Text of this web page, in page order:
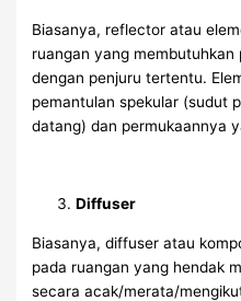
Biasanya, reflector atau
ruangan yang
dengan penjuru tertentu.
pemantulan spekular (sudut
datang) dan permukaannya
Diffuser
Biasanya, diffuser atau
pada ruangan yang hendak
secara acak/merata/